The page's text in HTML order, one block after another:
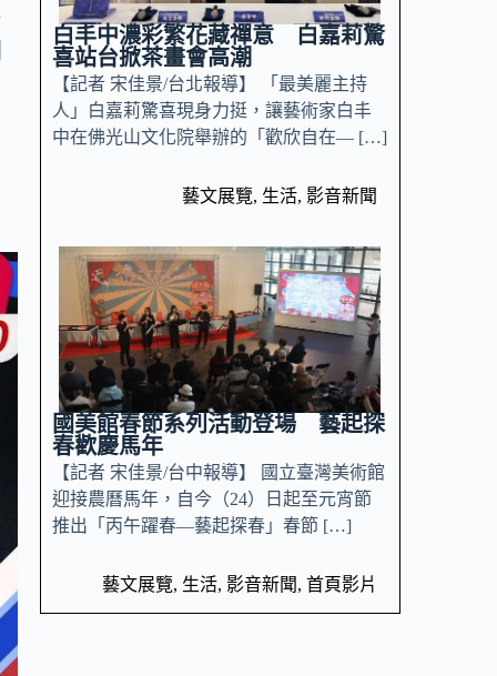
白丰中濃彩繁花藏禪意 白嘉莉驚
喜站台掀茶畫會高潮
【記者 宋佳景/台北報導】 「最美麗主持
人」白嘉莉驚喜現身力挺，讓藝術家白丰
中在佛光山文化院舉辦的「歡欣自在— […]
藝文展覽, 生活, 影音新聞
國美館春節系列活動登場 藝起探
春歡慶馬年
【記者 宋佳景/台中報導】 國立臺灣美術館
迎接農曆馬年，自今（24）日起至元宵節
推出「丙午躍春—藝起探春」春節 […]
藝文展覽, 生活, 影音新聞, 首頁影片